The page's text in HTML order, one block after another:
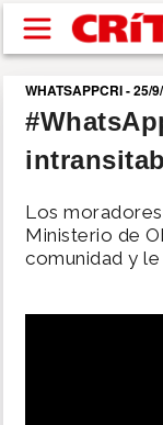
Pasar al
SUCESOS
NACIONAL
WHATSAPPCRI - 25/
Los
Ministerio de
comunidad y